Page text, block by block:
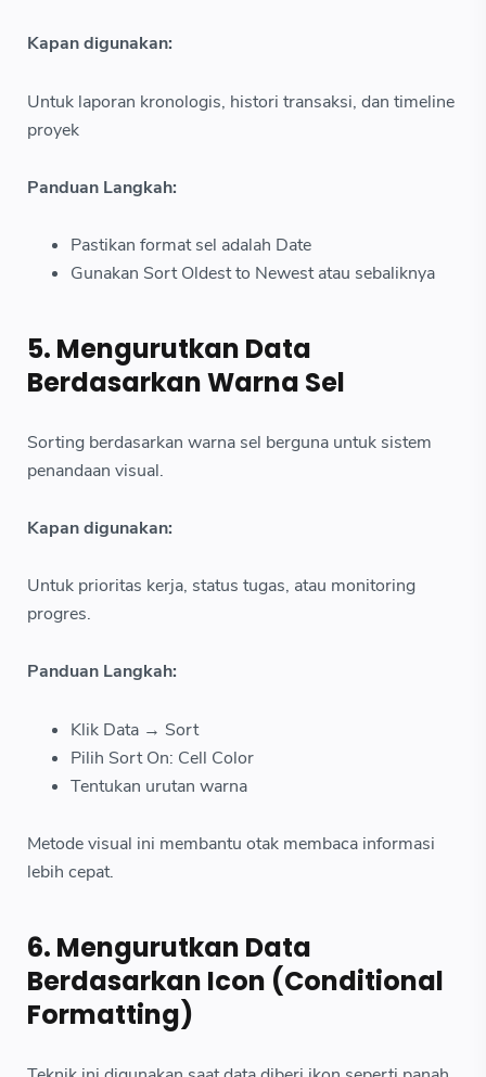
Kapan digunakan:
Untuk laporan kronologis, histori transaksi, dan timeline
proyek
Panduan Langkah:
Pastikan format sel adalah Date
Gunakan Sort Oldest to Newest atau sebaliknya
5. Mengurutkan Data
Berdasarkan Warna Sel
Sorting berdasarkan warna sel berguna untuk sistem
penandaan visual.
Kapan digunakan:
Untuk prioritas kerja, status tugas, atau monitoring
progres.
Panduan Langkah:
Klik Data → Sort
Pilih Sort On: Cell Color
Tentukan urutan warna
Metode visual ini membantu otak membaca informasi
lebih cepat.
6. Mengurutkan Data
Berdasarkan Icon (Conditional
Formatting)